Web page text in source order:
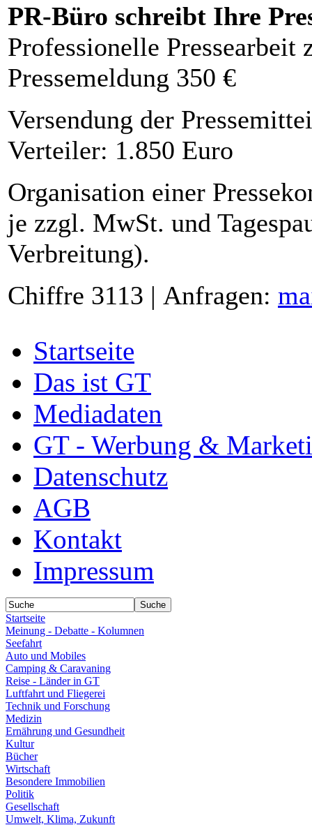
PR-Büro schreibt Ihre
Professionelle Pressearbeit
Pressemeldung 350 €
Versendung der
Verteiler: 1.850 Euro
Organisation einer
je zzgl. MwSt. und
Verbreitung).
Chiffre 3113 | Anfragen:
Startseite
Das ist GT
Mediadaten
GT - Werbung &
Datenschutz
AGB
Kontakt
Impressum
Startseite
Meinung - Debatte - Kolumnen
Seefahrt
Auto und Mobiles
Camping & Caravaning
Reise - Länder in GT
Luftfahrt und Fliegerei
Technik und Forschung
Medizin
Ernährung und Gesundheit
Kultur
Bücher
Wirtschaft
Besondere Immobilien
Politik
Gesellschaft
Umwelt, Klima, Zukunft